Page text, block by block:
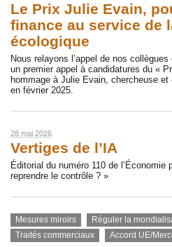
Le Prix Julie Evain,
finance au service de
écologique
Nous relayons l’appel de nos
un premier appel à candidatures du «
hommage à Julie Evain, chercheuse
en février 2025.
28 mai 2026
Vertiges de l’IA
Éditorial du numéro 110 de
reprendre le contrôle ? »
Mesures miroirs Réguler la
Traités commerciaux
Accord UE/